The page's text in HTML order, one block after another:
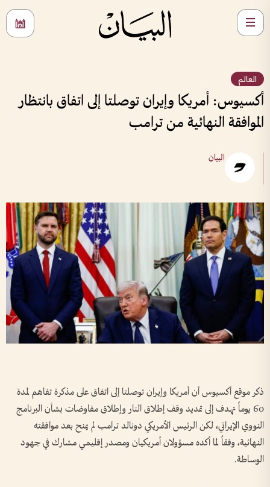
العالم
أكسيوس: أمريكا وإيران توصلتا إلى اتفاق بانتظار
الموافقة النهائية من ترامب
البيان
ذكر موقع أكسيوس أن أمريكا وإيران توصلتا إلى اتفاق على مذكرة تفاهم لمدة
60 يوماً تهدف إلى تمديد وقف إطلاق النار وإطلاق مفاوضات بشأن البرنامج
النووي الإيراني، لكن الرئيس الأمريكي دونالد ترامب لم يمنح بعد موافقته
النهائية، وفقاً لما أكده مسؤولان أمريكيان ومصدر إقليمي مشارك في جهود
الوساطة.